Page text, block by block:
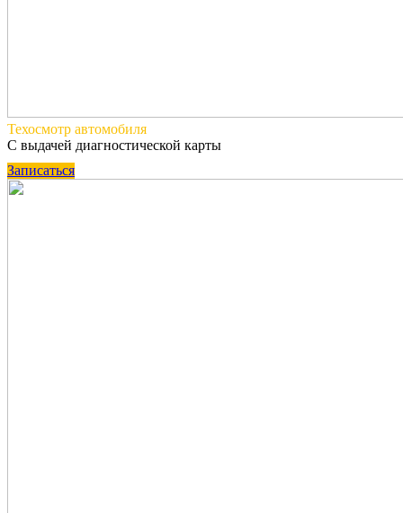
Техосмотр автомобиля
С выдачей диагностической карты
Записаться